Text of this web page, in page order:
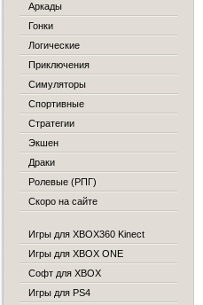
Аркады
Гонки
Логические
Приключения
Симуляторы
Спортивные
Стратегии
Экшен
Драки
Ролевые (РПГ)
Скоро на сайте
Игры для XBOX360 Kinect
Игры для XBOX ONE
Софт для XBOX
Игры для PS4